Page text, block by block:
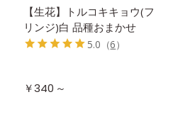
【生花】トルコキキョウ(フ
リンジ)白 品種おまかせ
5.0 （6）
￥340 ～